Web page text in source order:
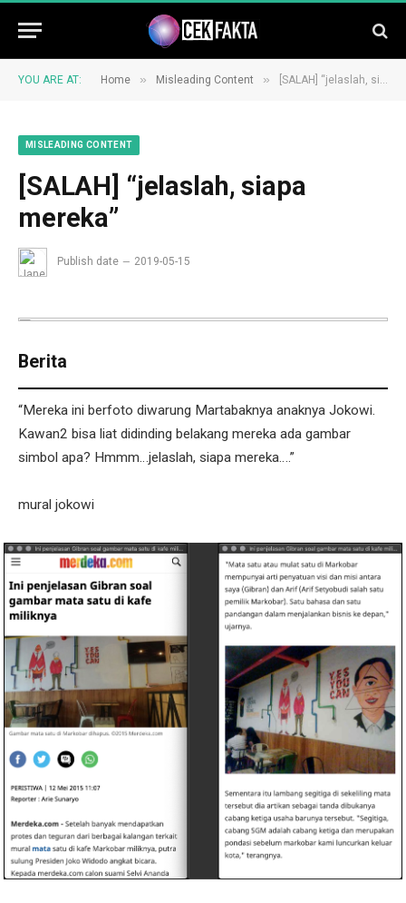
YOU ARE AT: Home » Misleading Content » [SALAH] “jelaslah, siapa mereka”
MISLEADING CONTENT
[SALAH] “jelaslah, siapa
mereka”
Publish date 2019-05-15
Berita
“Mereka ini berfoto diwarung Martabaknya anaknya Jokowi.
Kawan2 bisa liat didinding belakang mereka ada gambar
simbol apa? Hmmm…jelaslah, siapa mereka….”
mural jokowi